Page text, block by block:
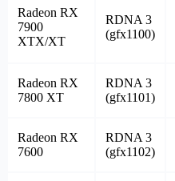
Radeon RX
7900
XTX/XT
RDNA 3
(gfx1100)
Radeon RX
7800 XT
RDNA 3
(gfx1101)
Radeon RX
7600
RDNA 3
(gfx1102)